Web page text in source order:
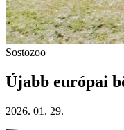
Sostozoo
Újabb európai
2026. 01. 29.